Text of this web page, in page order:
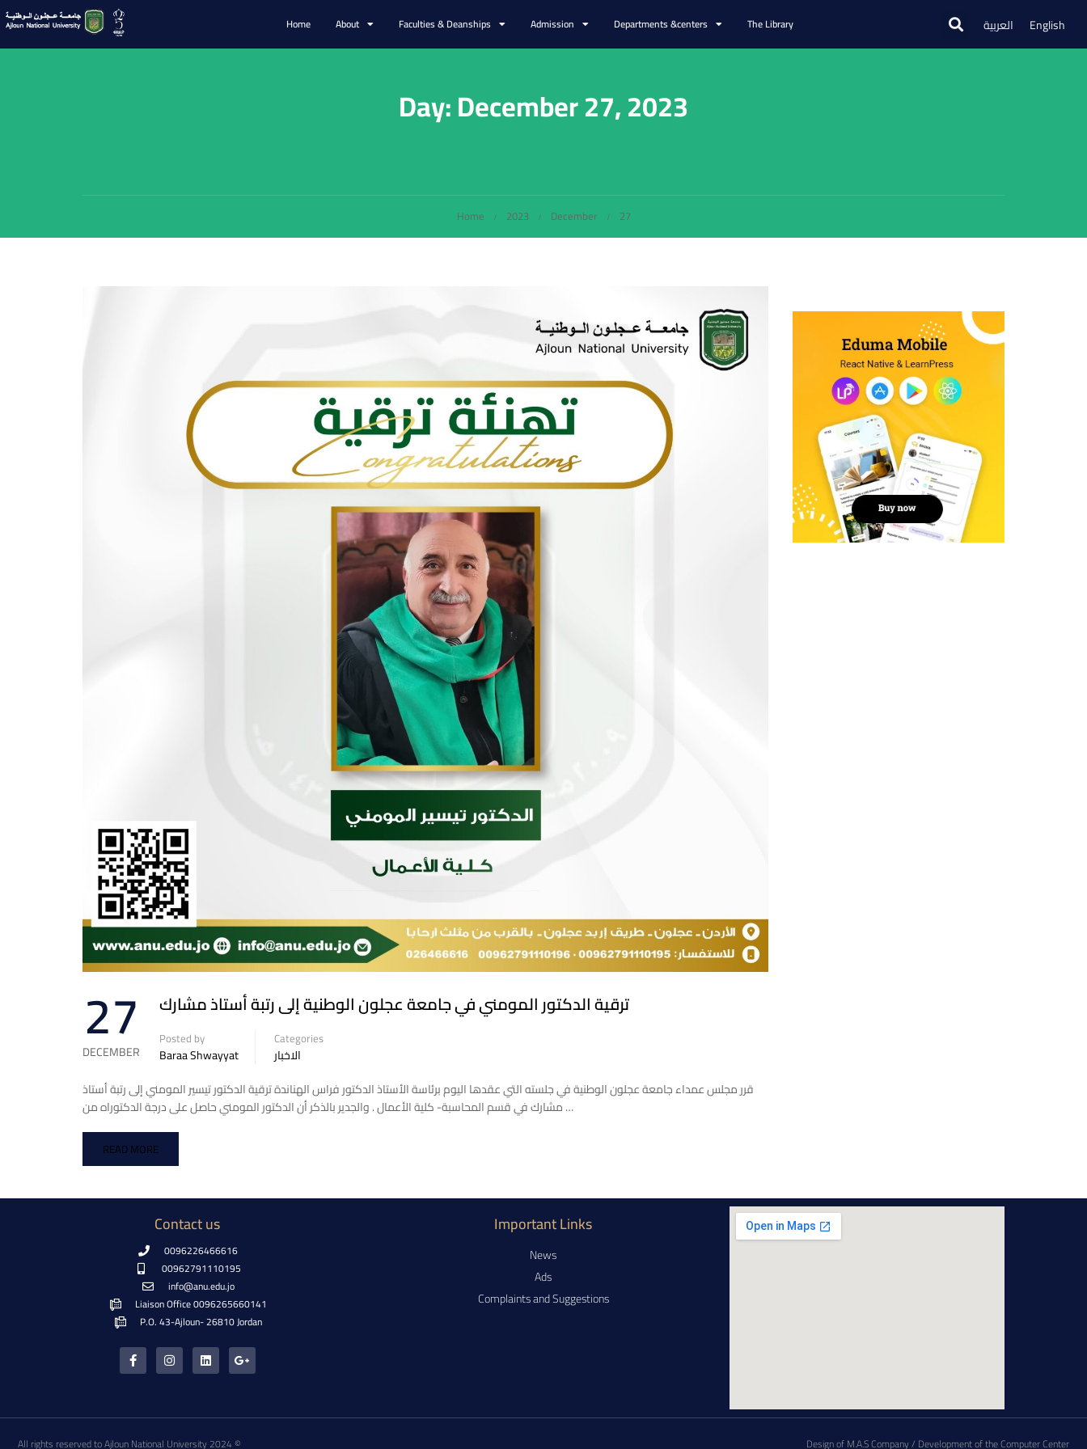
Home About Faculties & Deanships Admission Departments &centers The Library العربية English
Day: December 27, 2023
Home 2023 December 27
27
DECEMBER
ترقية الدكتور المومني في جامعة عجلون الوطنية إلى رتبة أستاذ مشارك
Posted by
Baraa Shwayyat
Categories
الاخبار
قرر مجلس عمداء جامعة عجلون الوطنية في جلسته التي عقدها اليوم برئاسة الأستاذ الدكتور فراس الهناندة ترقية الدكتور تيسير المومني إلى رتبة أستاذ
مشارك في قسم المحاسبة- كلية الأعمال . والجدير بالذكر أن الدكتور المومني حاصل على درجة الدكتوراه من …
READ MORE
Contact us
0096226466616
00962791110195
info@anu.edu.jo
Liaison Office 0096265660141
P.O. 43-Ajloun- 26810 Jordan
Important Links
News
Ads
Complaints and Suggestions
All rights reserved to Ajloun National University 2024 © Design of M.A.S Company / Development of the Computer Center